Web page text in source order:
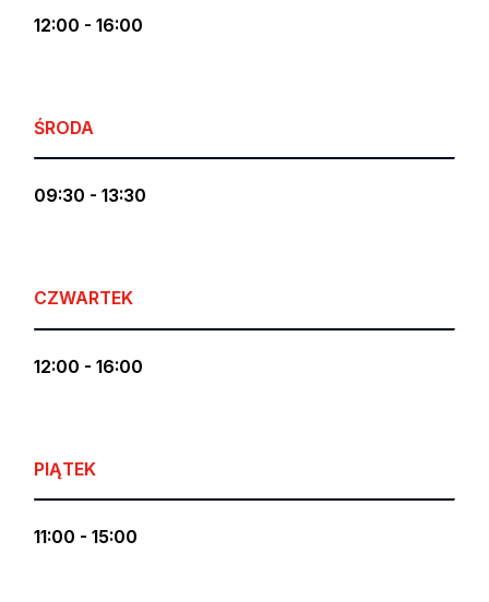
12:00 - 16:00
ŚRODA
09:30 - 13:30
CZWARTEK
12:00 - 16:00
PIĄTEK
11:00 - 15:00